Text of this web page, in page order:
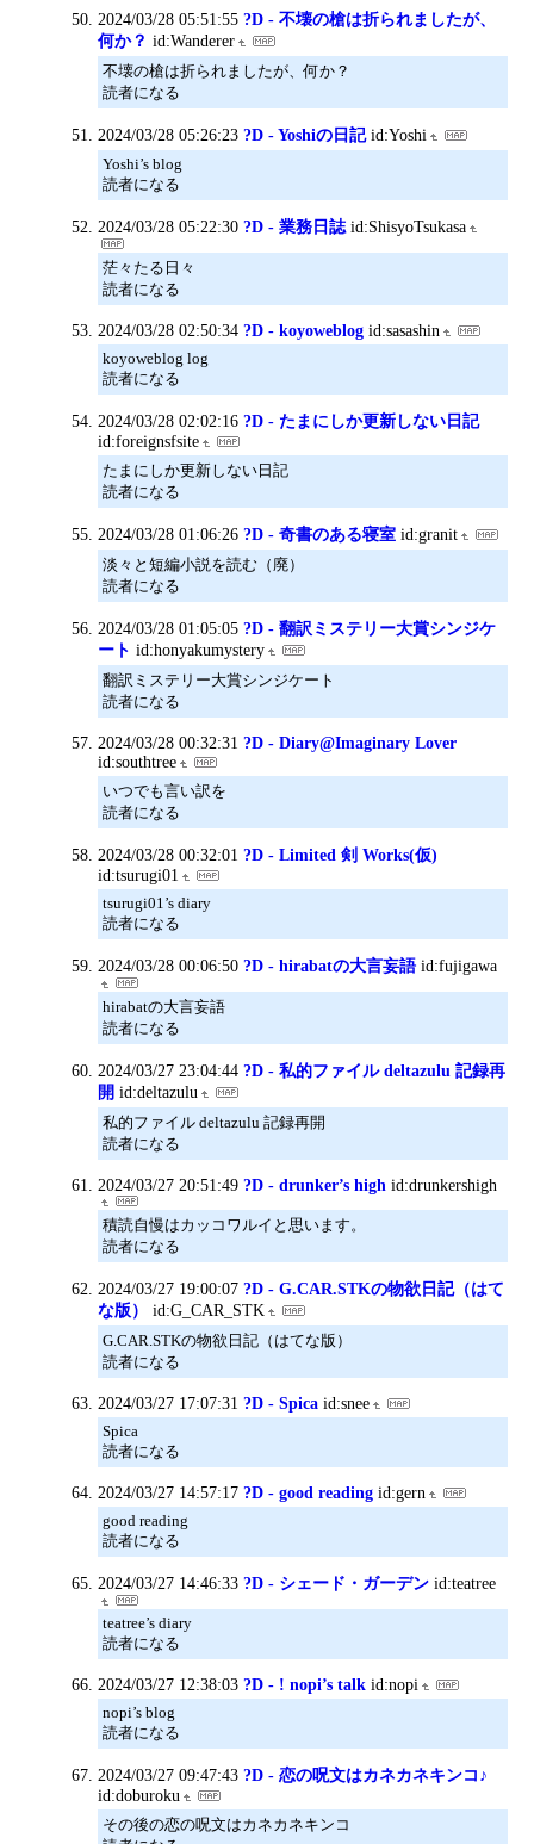
2024/03/28 05:51:55 ?D - 不壊の槍は折られましたが、
何か？ id:Wanderer
不壊の槍は折られましたが、何か？
読者になる
2024/03/28 05:26:23 ?D - Yoshiの日記 id:Yoshi
Yoshi’s blog
読者になる
2024/03/28 05:22:30 ?D - 業務日誌 id:ShisyoTsukasa
茫々たる日々
読者になる
2024/03/28 02:50:34 ?D - koyoweblog id:sasashin
koyoweblog log
読者になる
2024/03/28 02:02:16 ?D - たまにしか更新しない日記
id:foreignsfsite
たまにしか更新しない日記
読者になる
2024/03/28 01:06:26 ?D - 奇書のある寝室 id:granit
淡々と短編小説を読む（廃）
読者になる
2024/03/28 01:05:05 ?D - 翻訳ミステリー大賞シンジケ
ート id:honyakumystery
翻訳ミステリー大賞シンジケート
読者になる
2024/03/28 00:32:31 ?D - Diary@Imaginary Lover
id:southtree
いつでも言い訳を
読者になる
2024/03/28 00:32:01 ?D - Limited 剣 Works(仮)
id:tsurugi01
tsurugi01’s diary
読者になる
2024/03/28 00:06:50 ?D - hirabatの大言妄語 id:fujigawa
hirabatの大言妄語
読者になる
2024/03/27 23:04:44 ?D - 私的ファイル deltazulu 記録再
開 id:deltazulu
私的ファイル deltazulu 記録再開
読者になる
2024/03/27 20:51:49 ?D - drunker’s high id:drunkershigh
積読自慢はカッコワルイと思います。
読者になる
2024/03/27 19:00:07 ?D - G.CAR.STKの物欲日記（はて
な版）
id:G_CAR_STK
G.CAR.STKの物欲日記（はてな版）
読者になる
2024/03/27 17:07:31 ?D - Spica id:snee
Spica
読者になる
2024/03/27 14:57:17 ?D - good reading id:gern
good reading
読者になる
2024/03/27 14:46:33 ?D - シェード・ガーデン id:teatree
teatree’s diary
読者になる
2024/03/27 12:38:03 ?D - ! nopi’s talk id:nopi
nopi’s blog
読者になる
2024/03/27 09:47:43 ?D - 恋の呪文はカネカネキンコ♪
id:doburoku
その後の恋の呪文はカネカネキンコ